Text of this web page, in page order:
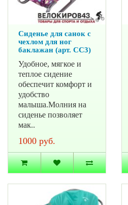
Сиденье для санок с
чехлом для ног
баклажан (арт. СС3)
Удобное, мягкое и
теплое сидение
обеспечит комфорт и
удобство
малыша.Молния на
сиденье позволяет
мак..
1000 руб.